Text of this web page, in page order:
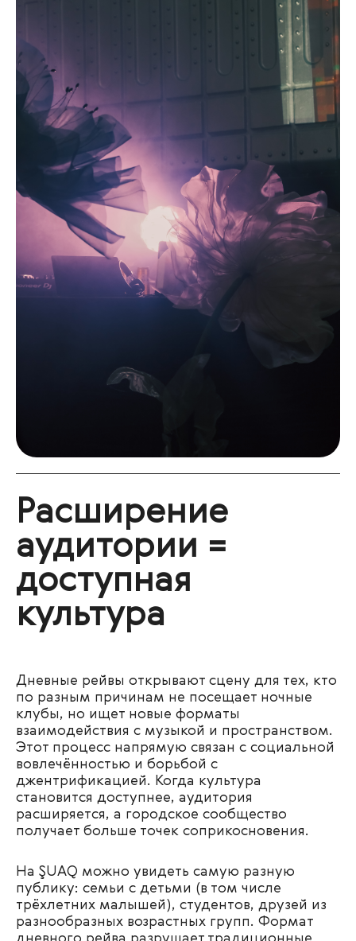
Расширение
аудитории =
доступная
культура
Дневные рейвы открывают сцену для тех, кто
по разным причинам не посещает ночные
клубы, но ищет новые форматы
взаимодействия с музыкой и пространством.
Этот процесс напрямую связан с социальной
вовлечённостью и борьбой с
джентрификацией. Когда культура
становится доступнее, аудитория
расширяется, а городское сообщество
получает больше точек соприкосновения.
На ŞUAQ можно увидеть самую разную
публику: семьи с детьми (в том числе
трёхлетних малышей), студентов, друзей из
разнообразных возрастных групп. Формат